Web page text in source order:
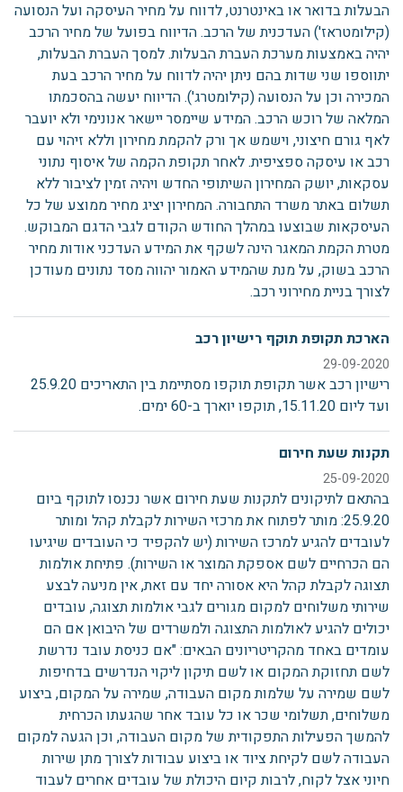
הבעלות בדואר או באינטרנט, לדווח על מחיר העיסקה ועל הנסועה
(קילומטראז') העדכנית של הרכב. הדיווח בפועל של מחיר הרכב
יהיה באמצעות מערכת העברת הבעלות. למסך העברת הבעלות,
יתווספו שני שדות בהם ניתן יהיה לדווח על מחיר הרכב בעת
המכירה וכן על הנסועה (קילומטרג'). הדיווח יעשה בהסכמתו
המלאה של רוכש הרכב. המידע שיימסר יישאר אנונימי ולא יועבר
לאף גורם חיצוני, וישמש אך ורק להקמת מחירון וללא זיהוי עם
רכב או עיסקה ספציפית. לאחר תקופת הקמה של איסוף נתוני
עסקאות, יושק המחירון השיתופי החדש ויהיה זמין לציבור ללא
תשלום באתר משרד התחבורה. המחירון יציג מחיר ממוצע של כל
העיסקאות שבוצעו במהלך החודש הקודם לגבי הדגם המבוקש.
מטרת הקמת המאגר הינה לשקף את המידע העדכני אודות מחיר
הרכב בשוק, על מנת שהמידע האמור יהווה מסד נתונים מעודכן
לצורך בניית מחירוני רכב.
הארכת תקופת תוקף רישיון רכב
29-09-2020
רישיון רכב אשר תקופת תוקפו מסתיימת בין התאריכים 25.9.20
ועד ליום 15.11.20, תוקפו יוארך ב-60 ימים.
תקנות שעת חירום
25-09-2020
בהתאם לתיקונים לתקנות שעת חירום אשר נכנסו לתוקף ביום
25.9.20: מותר לפתוח את מרכזי השירות לקבלת קהל ומותר
לעובדים להגיע למרכז השירות (יש להקפיד כי העובדים שיגיעו
הם הכרחיים לשם אספקת המוצר או השירות). פתיחת אולמות
תצוגה לקבלת קהל היא אסורה יחד עם זאת, אין מניעה לבצע
שירותי משלוחים למקום מגורים לגבי אולמות תצוגה, עובדים
יכולים להגיע לאולמות התצוגה ולמשרדים של היבואן אם הם
עומדים באחד מהקריטריונים הבאים: "אם כניסת עובד נדרשת
לשם תחזוקת המקום או לשם תיקון ליקוי הנדרשים בדחיפות
לשם שמירה על שלמות מקום העבודה, שמירה על המקום, ביצוע
משלוחים, תשלומי שכר או כל עובד אחר שהגעתו הכרחית
להמשך הפעילות התפקודית של מקום העבודה, וכן הגעה למקום
העבודה לשם לקיחת ציוד או ביצוע עבודות לצורך מתן שירות
חיוני אצל לקוח, לרבות קיום היכולת של עובדים אחרים לעבוד